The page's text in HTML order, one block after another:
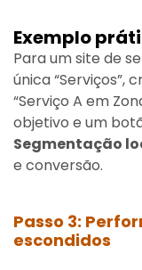
Exemplo
Para um site de
única “Serviços”,
“Serviço A em
objetivo e um
Segmentação
e conversão.
Passo 3:
escondidos